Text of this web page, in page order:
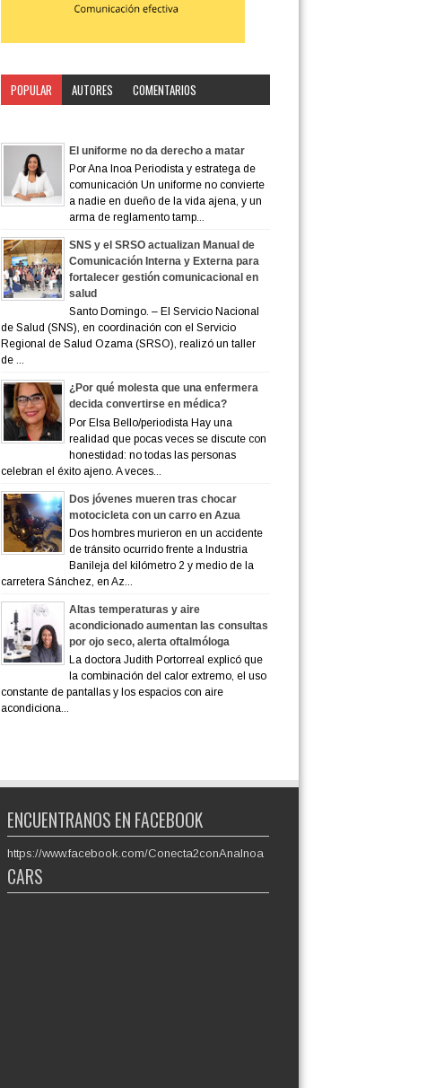
POPULAR AUTORES
COMENTARIOS
El uniforme no da derecho a matar
Por Ana Inoa Periodista y estratega de
comunicación Un uniforme no convierte
a nadie en dueño de la vida ajena, y un
arma de reglamento tamp...
SNS y el SRSO actualizan Manual de
Comunicación Interna y Externa para
fortalecer gestión comunicacional en
salud
Santo Domingo. – El Servicio Nacional
de Salud (SNS), en coordinación con el Servicio
Regional de Salud Ozama (SRSO), realizó un taller
de ...
¿Por qué molesta que una enfermera
decida convertirse en médica?
Por Elsa Bello/periodista Hay una
realidad que pocas veces se discute con
honestidad: no todas las personas
celebran el éxito ajeno. A veces...
Dos jóvenes mueren tras chocar
motocicleta con un carro en Azua
Dos hombres murieron en un accidente
de tránsito ocurrido frente a Industria
Banileja del kilómetro 2 y medio de la
carretera Sánchez, en Az...
Altas temperaturas y aire
acondicionado aumentan las consultas
por ojo seco, alerta oftalmóloga
La doctora Judith Portorreal explicó que
la combinación del calor extremo, el uso
constante de pantallas y los espacios con aire
acondiciona...
ENCUENTRANOS EN FACEBOOK
https://www.facebook.com/Conecta2conAnaInoa
CARS